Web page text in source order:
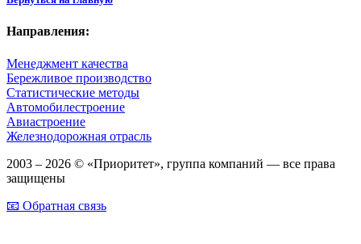
Направления:
Менеджмент качества
Бережливое производство
Статистические методы
Автомобилестроение
Авиастроение
Железнодорожная отрасль
2003 – 2026 © «Приоритет», группа компаний — все права
защищены
📧 Обратная связь